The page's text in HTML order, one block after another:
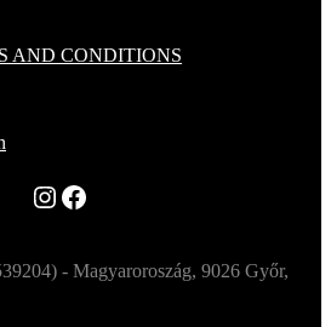
AND CONDITIONS
Instagram
Facebook
- Magyaroroszág, 9026 Győr,